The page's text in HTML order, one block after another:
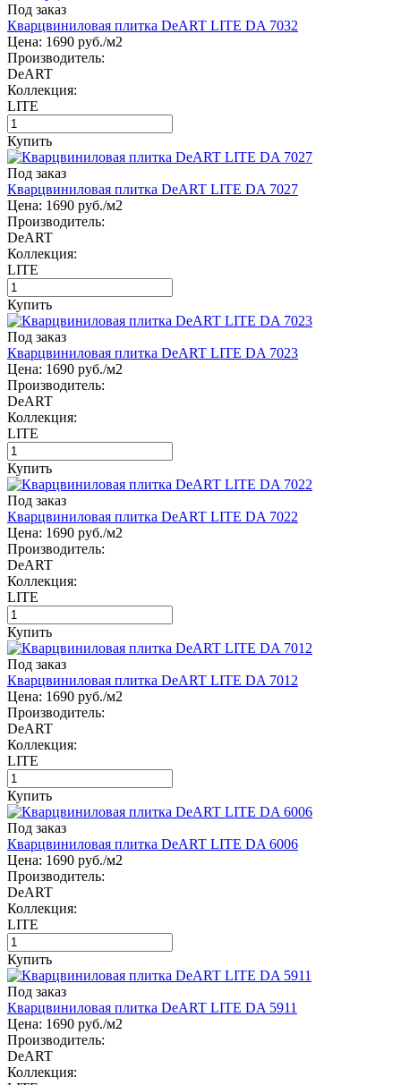
Под заказ
Кварцвиниловая плитка DeART LITE DA 7032
Цена: 1690 руб./м2
Производитель:
DeART
Коллекция:
LITE
Купить
Под заказ
Кварцвиниловая плитка DeART LITE DA 7027
Цена: 1690 руб./м2
Производитель:
DeART
Коллекция:
LITE
Купить
Под заказ
Кварцвиниловая плитка DeART LITE DA 7023
Цена: 1690 руб./м2
Производитель:
DeART
Коллекция:
LITE
Купить
Под заказ
Кварцвиниловая плитка DeART LITE DA 7022
Цена: 1690 руб./м2
Производитель:
DeART
Коллекция:
LITE
Купить
Под заказ
Кварцвиниловая плитка DeART LITE DA 7012
Цена: 1690 руб./м2
Производитель:
DeART
Коллекция:
LITE
Купить
Под заказ
Кварцвиниловая плитка DeART LITE DA 6006
Цена: 1690 руб./м2
Производитель:
DeART
Коллекция:
LITE
Купить
Под заказ
Кварцвиниловая плитка DeART LITE DA 5911
Цена: 1690 руб./м2
Производитель:
DeART
Коллекция: